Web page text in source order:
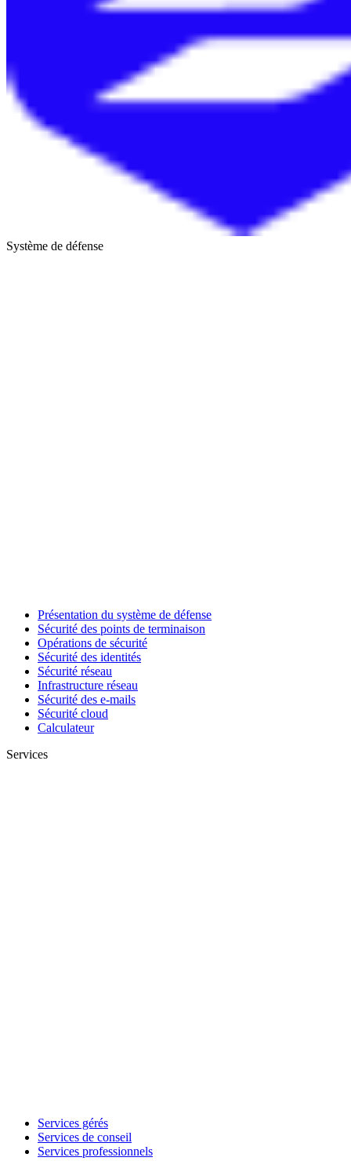
Système de défense
Présentation du système de défense
Sécurité des points de terminaison
Opérations de sécurité
Sécurité des identités
Sécurité réseau
Infrastructure réseau
Sécurité des e-mails
Sécurité cloud
Calculateur
Services
Services gérés
Services de conseil
Services professionnels